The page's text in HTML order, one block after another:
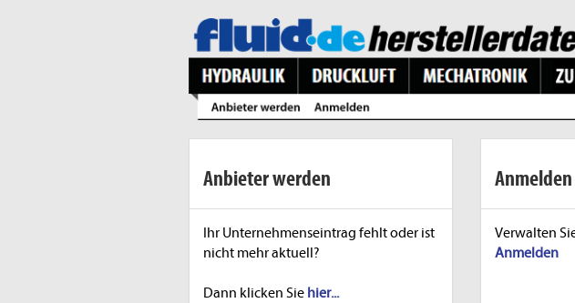
Anbieter werden
Ihr Unternehmenseintrag fehlt oder ist
nicht mehr aktuell?
Dann klicken Sie hier...
Anmelden
Verwalten
Anmelden